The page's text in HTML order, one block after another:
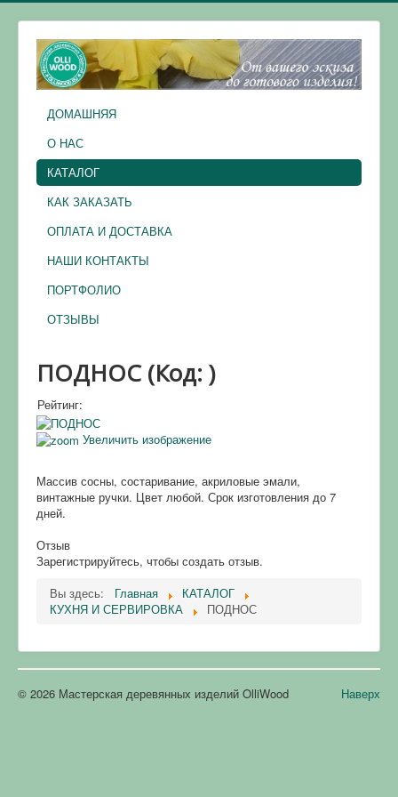
ДОМАШНЯЯ
О НАС
КАТАЛОГ
КАК ЗАКАЗАТЬ
ОПЛАТА И ДОСТАВКА
НАШИ КОНТАКТЫ
ПОРТФОЛИО
ОТЗЫВЫ
ПОДНОС(Код: )
Рейтинг:
Увеличить изображение
Массив сосны, состаривание, акриловые эмали,
винтажные ручки. Цвет любой. Срок изготовления до 7
дней.
Отзыв
Зарегистрируйтесь, чтобы создать отзыв.
Вы здесь:
Главная
КАТАЛОГ
КУХНЯ И СЕРВИРОВКА
ПОДНОС
Наверх
© 2026 Мастерская деревянных изделий OlliWood